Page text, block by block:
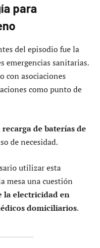
para
del episodio fue la
emergencias sanitarias.
con asociaciones
como punto de
recarga de baterías de
de necesidad.
utilizar esta
mesa una cuestión
la electricidad en
domiciliarios.